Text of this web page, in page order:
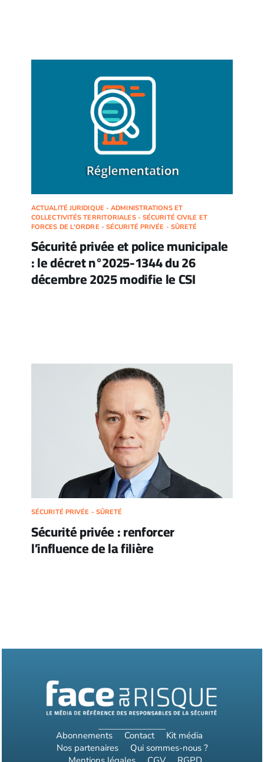
ACTUALITÉ JURIDIQUE - ADMINISTRATIONS ET
COLLECTIVITÉS TERRITORIALES - SÉCURITÉ CIVILE ET
FORCES DE L'ORDRE - SÉCURITÉ PRIVÉE - SÛRETÉ
Sécurité privée et police municipale
: le décret n°2025-1344 du 26
décembre 2025 modifie le CSI
SÉCURITÉ PRIVÉE - SÛRETÉ
Sécurité privée : renforcer
l’influence de la filière
Abonnements Contact
Kit média
Nos partenaires
Qui sommes-nous ?